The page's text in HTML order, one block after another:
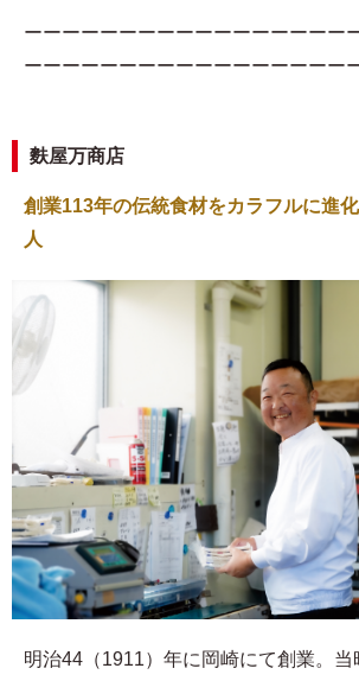
ーーーーーーーーーーーーーーーーー
ーーーーーーーーーーーーーーーーー
麩屋万商店
創業113年の伝統食材をカラフルに進
人
明治44（1911）年に岡崎にて創業。